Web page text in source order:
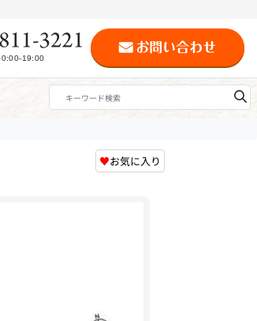
♥お気に入り